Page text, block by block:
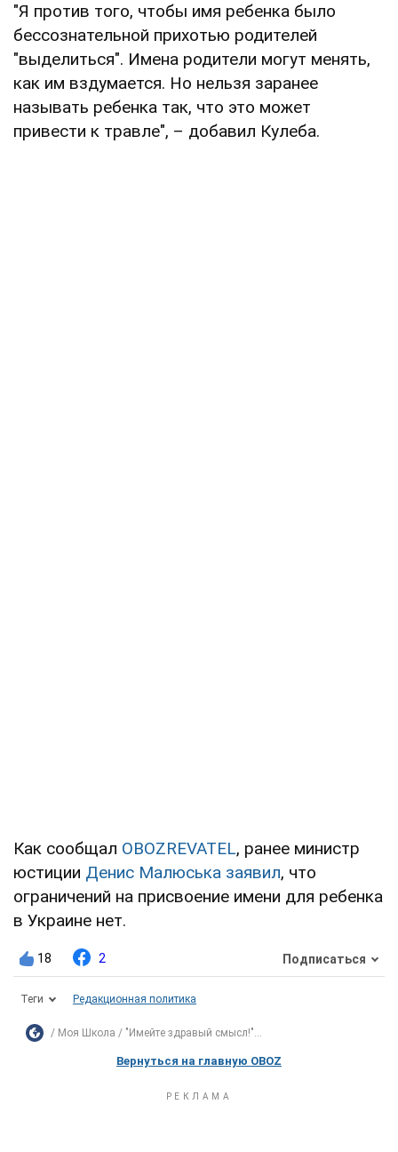
"Я против того, чтобы имя ребенка было
бессознательной прихотью родителей
"выделиться". Имена родители могут менять,
как им вздумается. Но нельзя заранее
называть ребенка так, что это может
привести к травле", – добавил Кулеба.
Как сообщал OBOZREVATEL, ранее министр
юстиции Денис Малюська заявил, что
ограничений на присвоение имени для ребенка
в Украине нет.
18 2 Подписаться
Теги Редакционная политика
Моя Школа "Имейте здравый смысл!"...
Вернуться на главную OBOZ